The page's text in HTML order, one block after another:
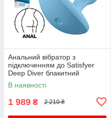
Анальний вібратор з
підключенням до Satisfyer
Deep Diver блакитний
В наявності
1 989 ₴ 2 210 ₴